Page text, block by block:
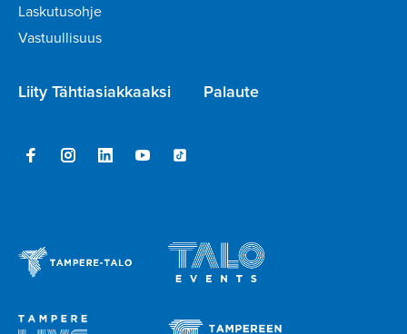
Laskutusohje
Vastuullisuus
Liity Tähtiasiakkaaksi Palaute